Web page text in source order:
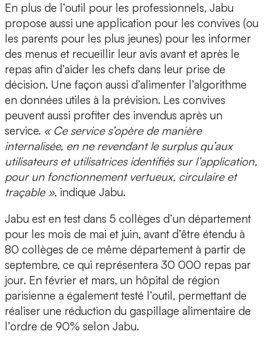
En plus de l’outil pour les professionnels, Jabu
propose aussi une application pour les convives (ou
les parents pour les plus jeunes) pour les informer
des menus et recueillir leur avis avant et après le
repas afin d’aider les chefs dans leur prise de
décision. Une façon aussi d’alimenter l’algorithme
en données utiles à la prévision. Les convives
peuvent aussi profiter des invendus après un
service. « Ce service s’opère de manière
internalisée, en ne revendant le surplus qu’aux
utilisateurs et utilisatrices identifiés sur l’application,
pour un fonctionnement vertueux, circulaire et
traçable », indique Jabu.
Jabu est en test dans 5 collèges d’un département
pour les mois de mai et juin, avant d’être étendu à
80 collèges de ce même département à partir de
septembre, ce qui représentera 30 000 repas par
jour. En février et mars, un hôpital de région
parisienne a également testé l’outil, permettant de
réaliser une réduction du gaspillage alimentaire de
l’ordre de 90% selon Jabu.